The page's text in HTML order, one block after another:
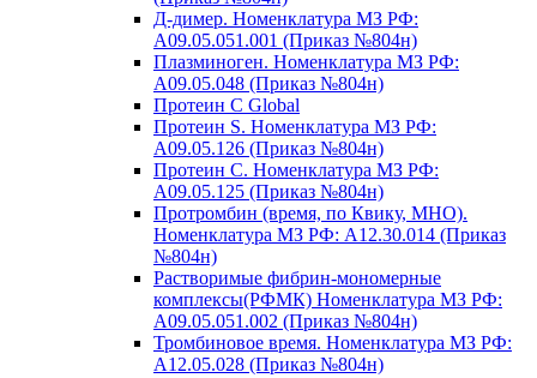
Д-димер. Номенклатура МЗ РФ:
A09.05.051.001 (Приказ №804н)
Плазминоген. Номенклатура МЗ РФ:
A09.05.048 (Приказ №804н)
Протеин C Global
Протеин S. Номенклатура МЗ РФ:
A09.05.126 (Приказ №804н)
Протеин С. Номенклатура МЗ РФ:
A09.05.125 (Приказ №804н)
Протромбин (время, по Квику, МНО).
Номенклатура МЗ РФ: A12.30.014 (Приказ
№804н)
Растворимые фибрин-мономерные
комплексы(РФМК) Номенклатура МЗ РФ:
A09.05.051.002 (Приказ №804н)
Тромбиновое время. Номенклатура МЗ РФ:
A12.05.028 (Приказ №804н)